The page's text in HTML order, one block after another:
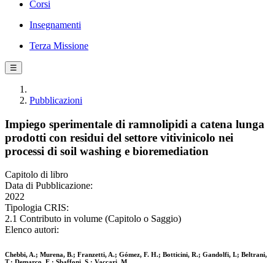
Corsi
Insegnamenti
Terza Missione
☰
Pubblicazioni
Impiego sperimentale di ramnolipidi a catena lunga
prodotti con residui del settore vitivinicolo nei
processi di soil washing e bioremediation
Capitolo di libro
Data di Pubblicazione:
2022
Tipologia CRIS:
2.1 Contributo in volume (Capitolo o Saggio)
Elenco autori:
Chebbi, A.; Murena, B.; Franzetti, A.; Gómez, F. H.; Botticini, R.; Gandolfi, I.; Beltrani,